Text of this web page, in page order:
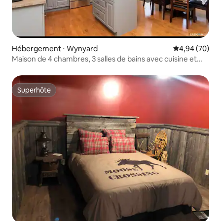
Hébergement ⋅ Wynyard Évaluation
4,94 (70)
Maison de 4 chambres, 3 salles de bains avec cuisine et
Superhôte
Superhôte